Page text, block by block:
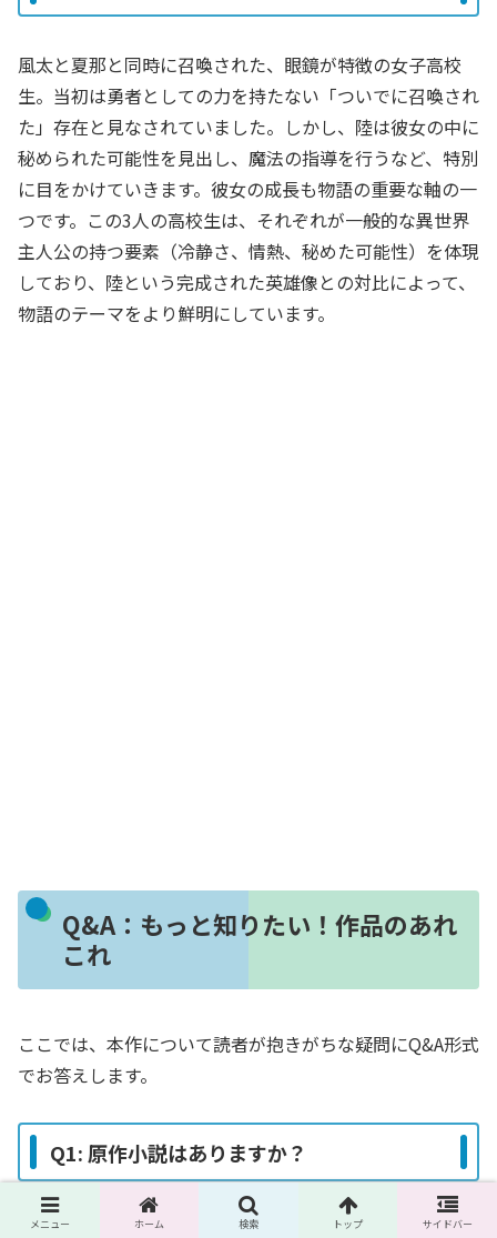
風太と夏那と同時に召喚された、眼鏡が特徴の女子高校
生。当初は勇者としての力を持たない「ついでに召喚され
た」存在と見なされていました。しかし、陸は彼女の中に
秘められた可能性を見出し、魔法の指導を行うなど、特別
に目をかけていきます。彼女の成長も物語の重要な軸の一
つです。この3人の高校生は、それぞれが一般的な異世界
主人公の持つ要素（冷静さ、情熱、秘めた可能性）を体現
しており、陸という完成された英雄像との対比によって、
物語のテーマをより鮮明にしています。
Q&A：もっと知りたい！作品のあれ
これ
ここでは、本作について読者が抱きがちな疑問にQ&A形式
でお答えします。
Q1: 原作小説はありますか？
はい、あります。本作は、八神凪先生がウェブ小説サイト
メニュー ホーム 検索 トップ サイドバー